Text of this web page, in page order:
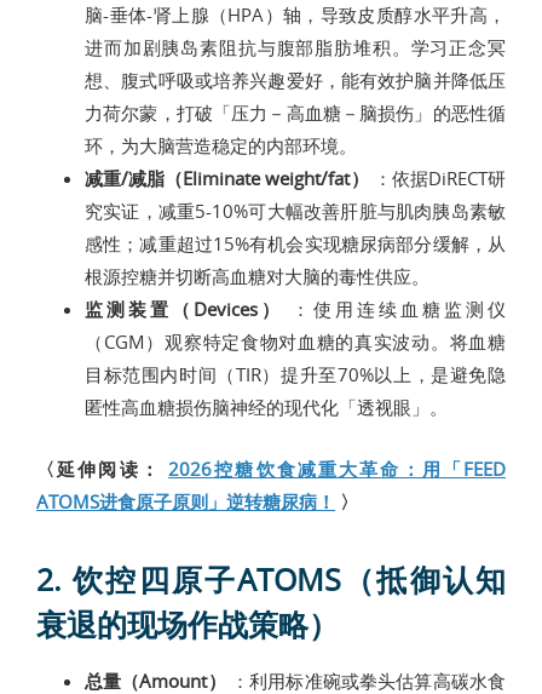
脑-垂体-肾上腺（HPA）轴，导致皮质醇水平升高，
进而加剧胰岛素阻抗与腹部脂肪堆积。学习正念冥
想、腹式呼吸或培养兴趣爱好，能有效护脑并降低压
力荷尔蒙，打破「压力－高血糖－脑损伤」的恶性循
环，为大脑营造稳定的内部环境。
减重/减脂（Eliminate weight/fat）
：依据DiRECT研
究实证，减重5-10%可大幅改善肝脏与肌肉胰岛素敏
感性；减重超过15%有机会实现糖尿病部分缓解，从
根源控糖并切断高血糖对大脑的毒性供应。
监测装置（Devices）
：使用连续血糖监测仪
（CGM）观察特定食物对血糖的真实波动。将血糖
目标范围内时间（TIR）提升至70%以上，是避免隐
匿性高血糖损伤脑神经的现代化「透视眼」。
〈延伸阅读：2026控糖饮食减重大革命：用「FEED
ATOMS进食原子原则」逆转糖尿病！ 〉
2. 饮控四原子ATOMS（抵御认知
衰退的现场作战策略）
总量（Amount）
：利用标准碗或拳头估算高碳水食